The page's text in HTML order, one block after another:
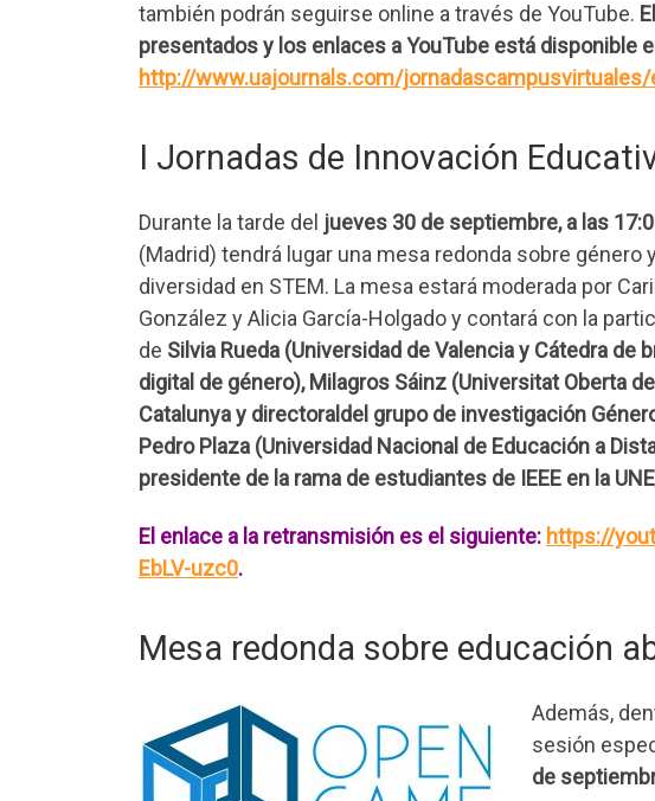
también podrán seguirse online a través de YouTube.
presentados y los enlaces a YouTube está disponible
http://www.uajournals.com/jornadascampusvirtuales/
I Jornadas de Innovación
Durante la tarde del jueves 30 de septiembre, a las
(Madrid) tendrá lugar una mesa redonda sobre género
diversidad en STEM. La mesa estará moderada por
González y Alicia García-Holgado y contará con la
de Silvia Rueda (Universidad de Valencia y Cátedra de
digital de género), Milagros Sáinz (Universitat Oberta de
Catalunya y directoraldel grupo de investigación
Pedro Plaza (Universidad Nacional de Educación a
presidente de la rama de estudiantes de IEEE en la
El enlace a la retransmisión es el siguiente: https://
EbLV-uzc0.
Mesa redonda sobre educación
Además,
sesión
de